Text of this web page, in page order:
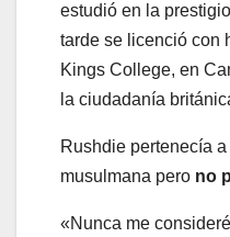
estudió en la
tarde se licenció con
Kings College, en
la ciudadanía
Rushdie pertenecía
musulmana pero no
«Nunca me